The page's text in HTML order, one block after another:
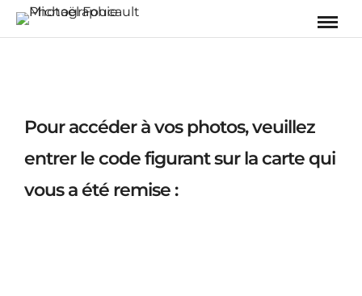
Pour accéder à vos photos, veuillez
entrer le code figurant sur la carte qui
vous a été remise :